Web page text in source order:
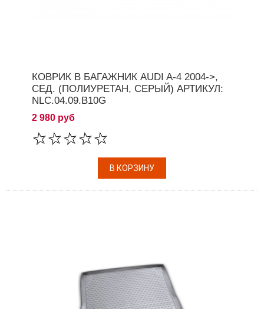
КОВРИК В БАГАЖНИК AUDI A-4 2004->,
СЕД. (ПОЛИУРЕТАН, СЕРЫЙ) АРТИКУЛ:
NLC.04.09.B10G
2 980 руб